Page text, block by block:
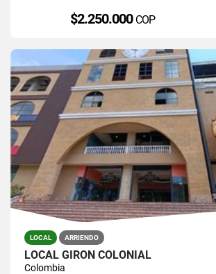
$2.250.000 COP
LOCAL ARRIENDO
LOCAL GIRON COLONIAL
Colombia